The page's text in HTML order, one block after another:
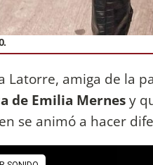
Latorre, amiga de la
de Emilia Mernesy
se animó a hacer